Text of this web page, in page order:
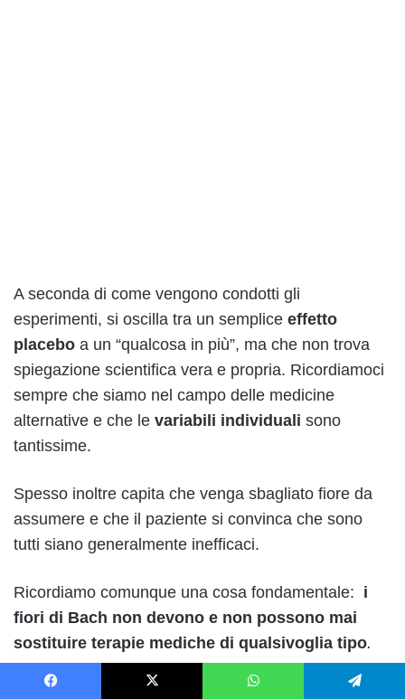
A seconda di come vengono condotti gli
esperimenti, si oscilla tra un semplice effetto
placebo a un “qualcosa in più”, ma che non trova
spiegazione scientifica vera e propria. Ricordiamoci
sempre che siamo nel campo delle medicine
alternative e che le variabili individuali sono
tantissime.
Spesso inoltre capita che venga sbagliato fiore da
assumere e che il paziente si convinca che sono
tutti siano generalmente inefficaci.
Ricordiamo comunque una cosa fondamentale: i
fiori di Bach non devono e non possono mai
sostituire terapie mediche di qualsivoglia tipo.
Possono rivelarsi un utile supporto per disturbi di